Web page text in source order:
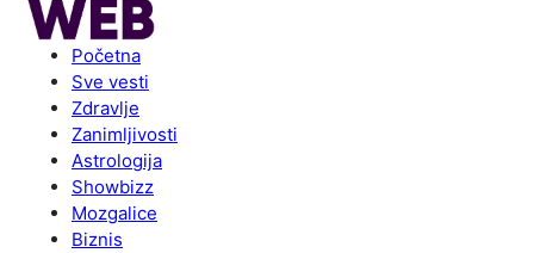
Početna
Sve vesti
Zdravlje
Zanimljivosti
Astrologija
Showbizz
Mozgalice
Biznis